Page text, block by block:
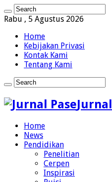
Rabu , 5 Agustus 2026
Home
Kebijakan Privasi
Kontak Kami
Tentang Kami
Home
News
Pendidikan
Penelitian
Cerpen
Inspirasi